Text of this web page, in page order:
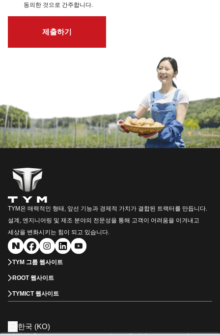
동의한 것으로 간주합니다.
TYM은 매력적인 형태, 앞선 기능과 경제적 가치가 결합된 트랙터를 만듭니다.
설계, 엔지니어링 및 제조 분야의 전문성을 통해 고객이 어려움을 이겨내고
세상을 변화시키는 힘이 되고 있습니다.
TYM 그룹 웹사이트
ROOT 웹사이트
TYMICT 웹사이트
한국 (KO)